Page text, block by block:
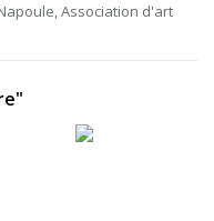
Association d'art